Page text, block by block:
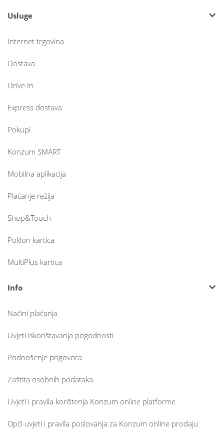
Usluge
Internet trgovina
Dostava
Drive In
Express dostava
Pokupi
Konzum SMART
Mobilna aplikacija
Plaćanje režija
Shop&Touch
Poklon kartica
MultiPlus kartica
Info
Načini plaćanja
Uvjeti iskorištavanja pogodnosti
Podnošenje prigovora
Zaštita osobnih podataka
Uvjeti i pravila korištenja Konzum online platforme
Opći uvjeti i pravila poslovanja za Konzum online prodaju